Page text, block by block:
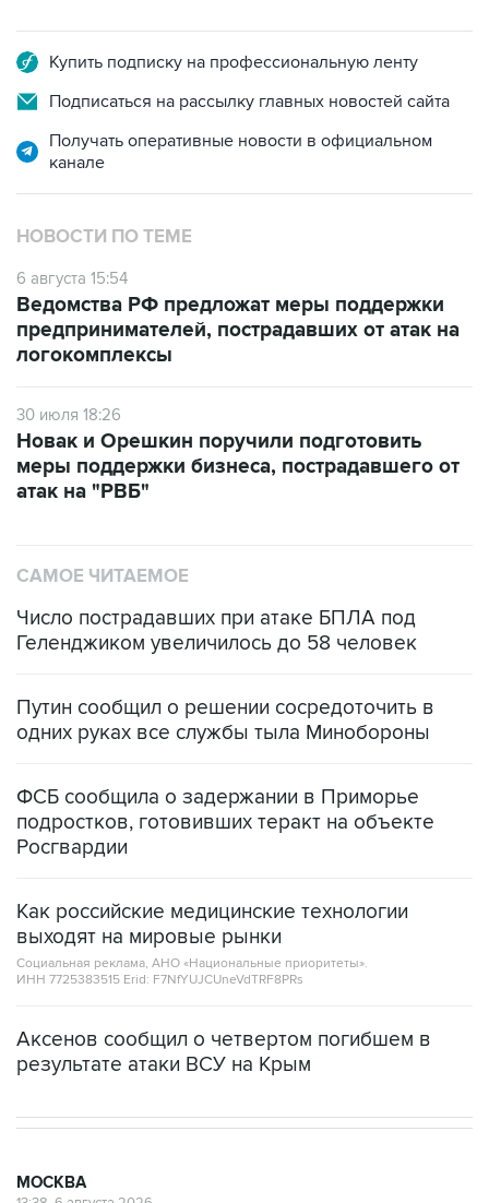
Купить подписку на профессиональную ленту
Подписаться на рассылку главных новостей сайта
Получать оперативные новости в официальном
канале
НОВОСТИ ПО ТЕМЕ
6 августа 15:54
Ведомства РФ предложат меры поддержки
предпринимателей, пострадавших от атак на
логокомплексы
30 июля 18:26
Новак и Орешкин поручили подготовить
меры поддержки бизнеса, пострадавшего от
атак на "РВБ"
САМОЕ ЧИТАЕМОЕ
Число пострадавших при атаке БПЛА под
Геленджиком увеличилось до 58 человек
Путин сообщил о решении сосредоточить в
одних руках все службы тыла Минобороны
ФСБ сообщила о задержании в Приморье
подростков, готовивших теракт на объекте
Росгвардии
Как российские медицинские технологии
выходят на мировые рынки
Социальная реклама, АНО «Национальные приоритеты».
ИНН 7725383515 Erid: F7NfYUJCUneVdTRF8PRs
Аксенов сообщил о четвертом погибшем в
результате атаки ВСУ на Крым
МОСКВА